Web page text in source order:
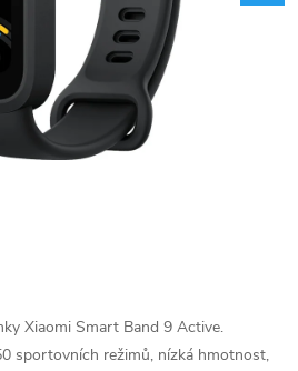
Xiaomi Smart Band 9 Active.
sportovních režimů, nízká hmotnost,